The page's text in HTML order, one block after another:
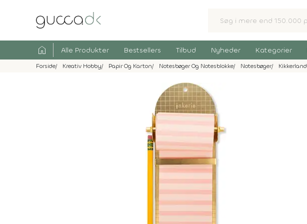
home Alle Produkter Bestsellers Tilbud Nyheder Kategorier
Forside Kreativ Hobby Papir Og Karton Notesbøger Og Notesblokke Notesbøger Kikkerland